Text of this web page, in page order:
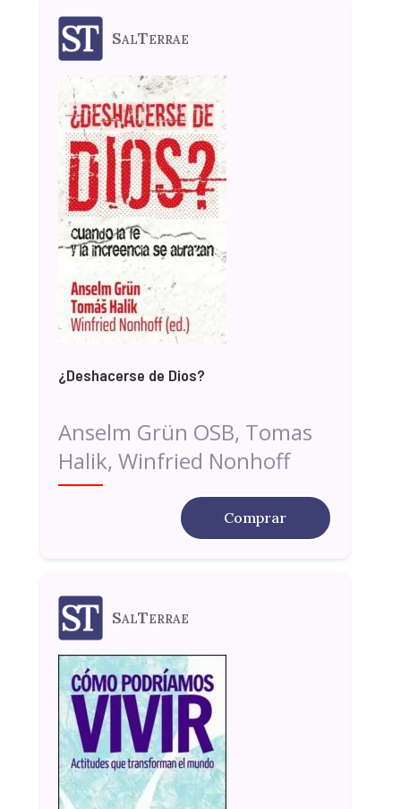
SalTerrae
¿Deshacerse de Dios?
Anselm Grün OSB, Tomas
Halik, Winfried Nonhoff
Comprar
SalTerrae